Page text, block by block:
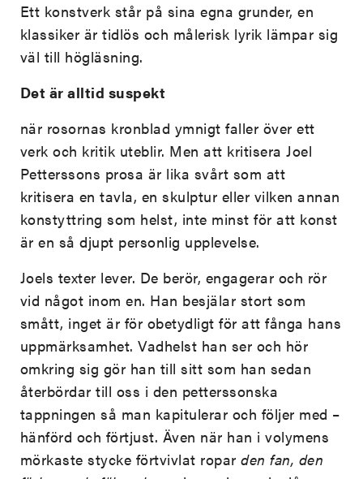
Ett konstverk står på sina egna grunder, en
klassiker är tidlös och målerisk lyrik lämpar sig
väl till högläsning.
Det är alltid suspekt
när rosornas kronblad ymnigt faller över ett
verk och kritik uteblir. Men att kritisera Joel
Petterssons prosa är lika svårt som att
kritisera en tavla, en skulptur eller vilken annan
konstyttring som helst, inte minst för att konst
är en så djupt personlig upplevelse.
Joels texter lever. De berör, engagerar och rör
vid något inom en. Han besjälar stort som
smått, inget är för obetydligt för att fånga hans
uppmärksamhet. Vadhelst han ser och hör
omkring sig gör han till sitt som han sedan
återbördar till oss i den petterssonska
tappningen så man kapitulerar och följer med –
hänförd och förtjust. Även när han i volymens
mörkaste stycke förtvivlat roparden fan, den